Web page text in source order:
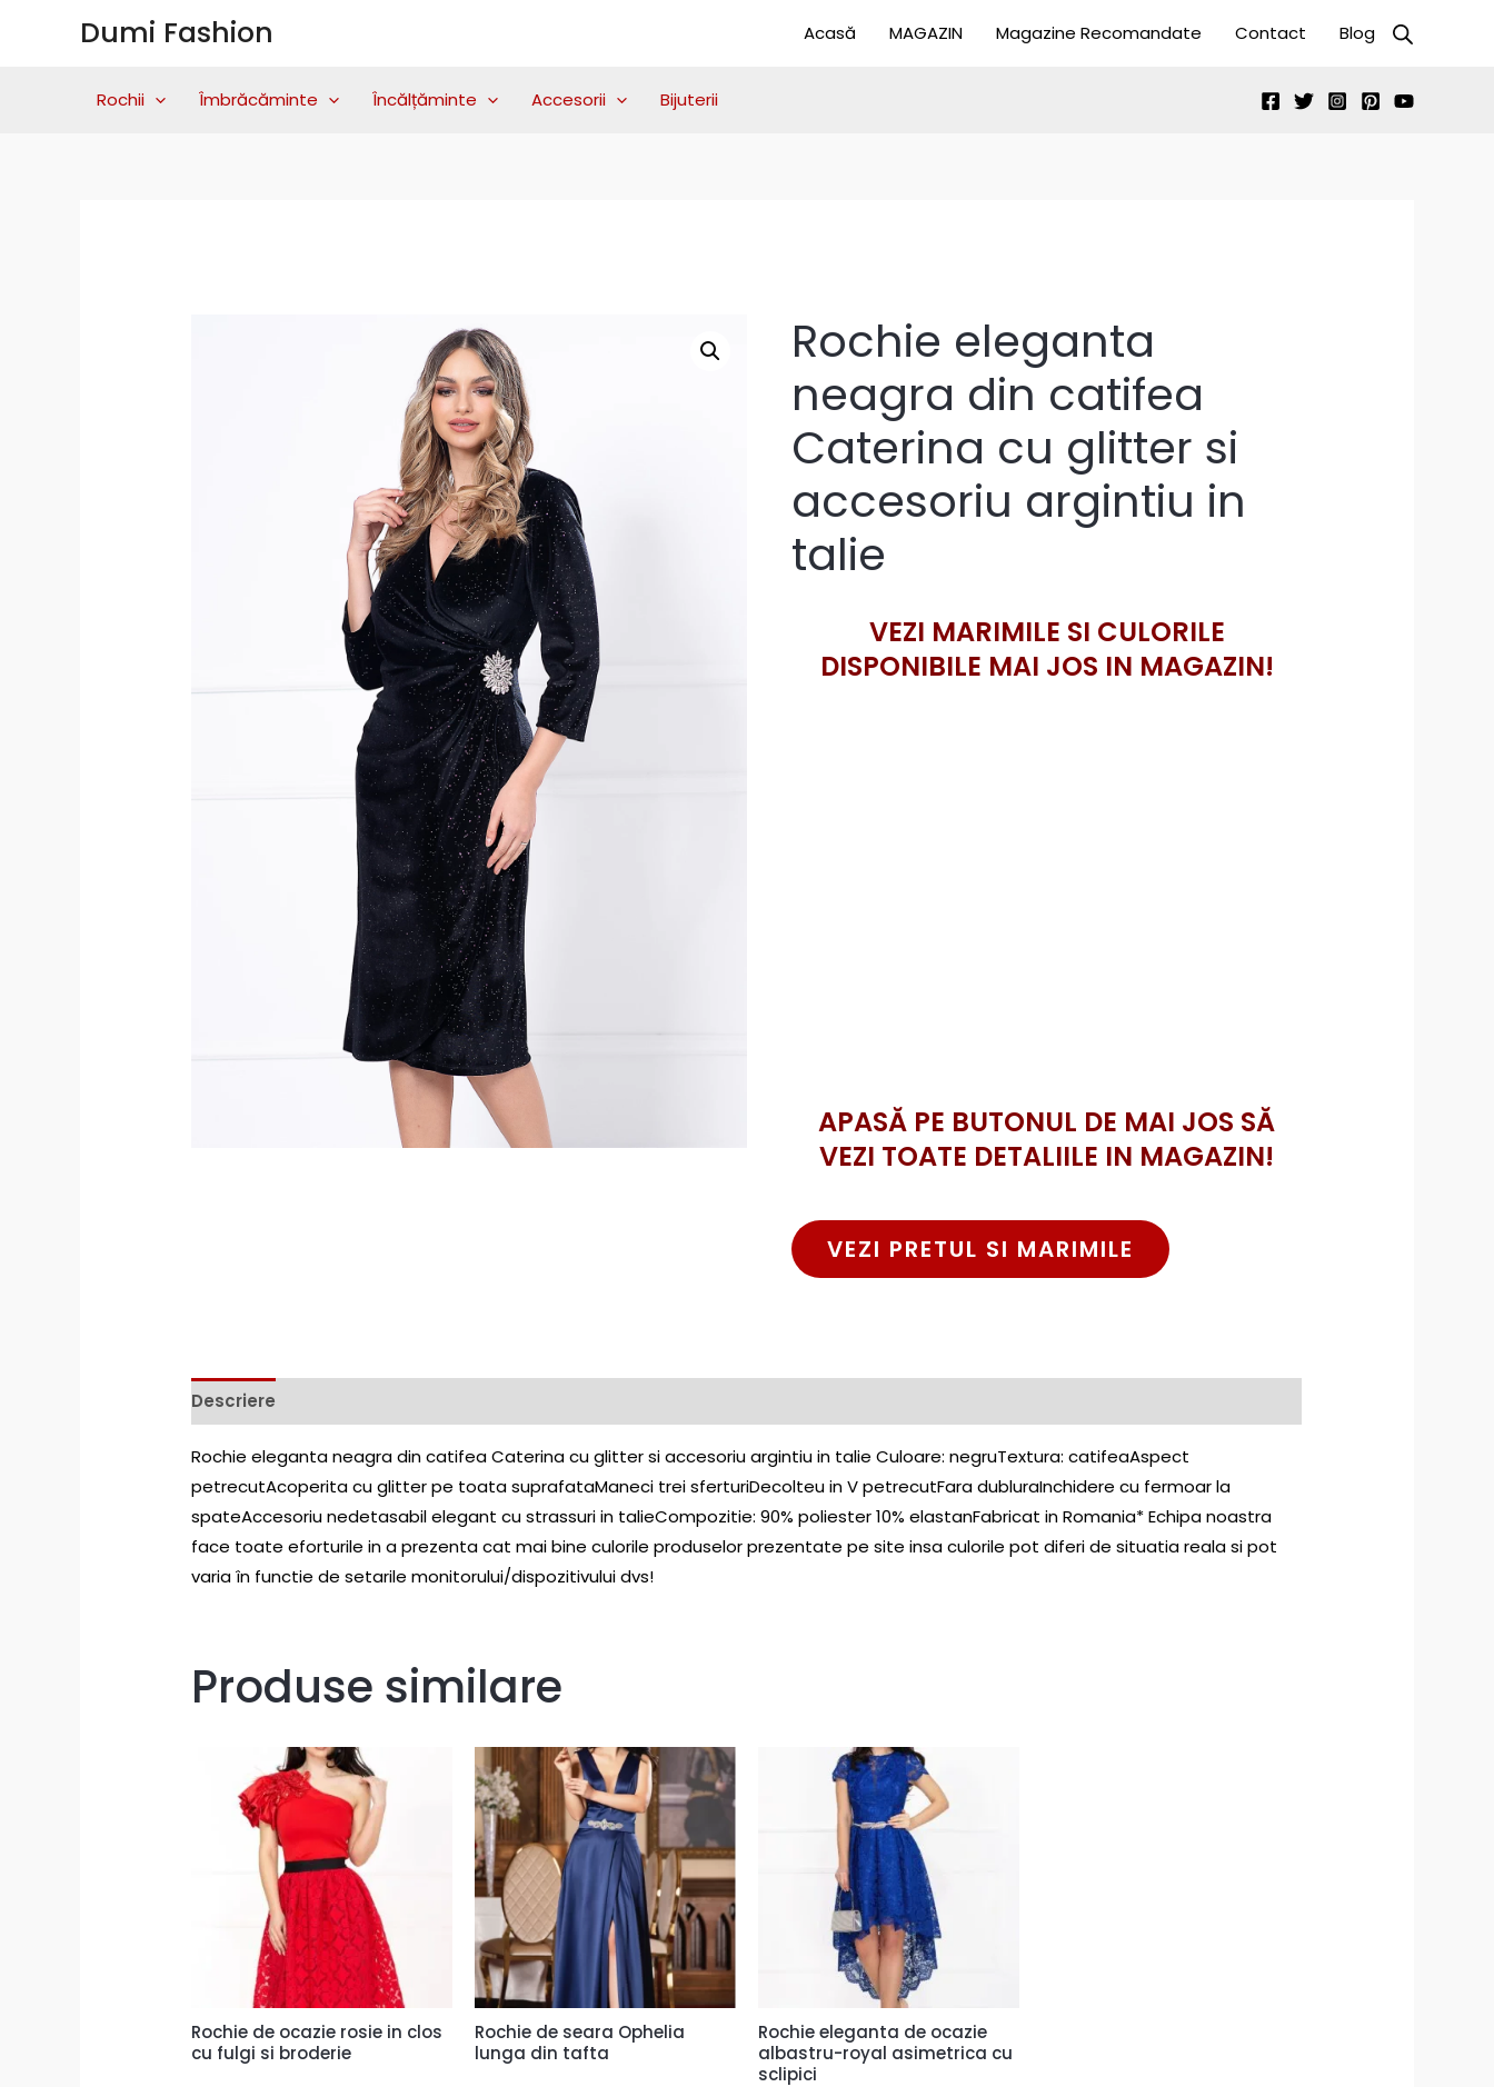
Dumi Fashion Acasă MAGAZIN Magazine Recomandate Contact Blog
Rochii Îmbrăcăminte Încălțăminte Accesorii Bijuterii
Rochie eleganta
neagra din catifea
Caterina cu glitter si
accesoriu argintiu in
talie
VEZI MARIMILE SI CULORILE
DISPONIBILE MAI JOS IN MAGAZIN!
APASĂ PE BUTONUL DE MAI JOS SĂ
VEZI TOATE DETALIILE IN MAGAZIN!
VEZI PRETUL SI MARIMILE
Descriere
Rochie eleganta neagra din catifea Caterina cu glitter si accesoriu argintiu in talie Culoare: negruTextura: catifeaAspect
petrecutAcoperita cu glitter pe toata suprafataManeci trei sferturiDecolteu in V petrecutFara dubluraInchidere cu fermoar la
spateAccesoriu nedetasabil elegant cu strassuri in talieCompozitie: 90% poliester 10% elastanFabricat in Romania* Echipa noastra
face toate eforturile in a prezenta cat mai bine culorile produselor prezentate pe site insa culorile pot diferi de situatia reala si pot
varia în functie de setarile monitorului/dispozitivului dvs!
Produse similare
Rochie de ocazie rosie in clos
cu fulgi si broderie
Rochie de seara Ophelia
lunga din tafta
Rochie eleganta de ocazie
albastru-royal asimetrica cu
sclipici